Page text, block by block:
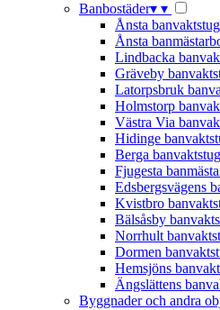
Banbostäder▾ ▾
Ånsta
Ånsta
Lindbacka
Gräveby
Latorpsbruk
Holmstorp
Västra Via
Hidinge
Berga
Fjugesta
Edsbergsvägens
Kvistbro
Bälsåsby
Norrhult
Dormen
Hemsjöns
Ängslättens
Byggnader och andra